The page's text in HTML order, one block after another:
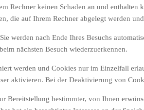
Rechner keinen Schaden an und enthalten
die auf Ihrem Rechner abgelegt werden
werden nach Ende Ihres Besuchs
nächsten Besuch wiederzuerkennen.
werden und Cookies nur im Einzelfall
aktivieren. Bei der Deaktivierung von
Bereitstellung bestimmter, von Ihnen